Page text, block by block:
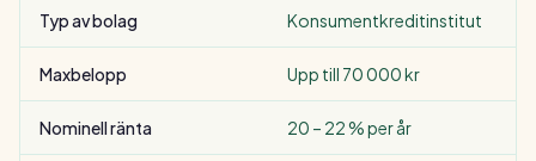
Typ av bolag Konsumentkreditinstitut
Maxbelopp Upp till 70 000 kr
Nominell ränta 20 – 22 % per år